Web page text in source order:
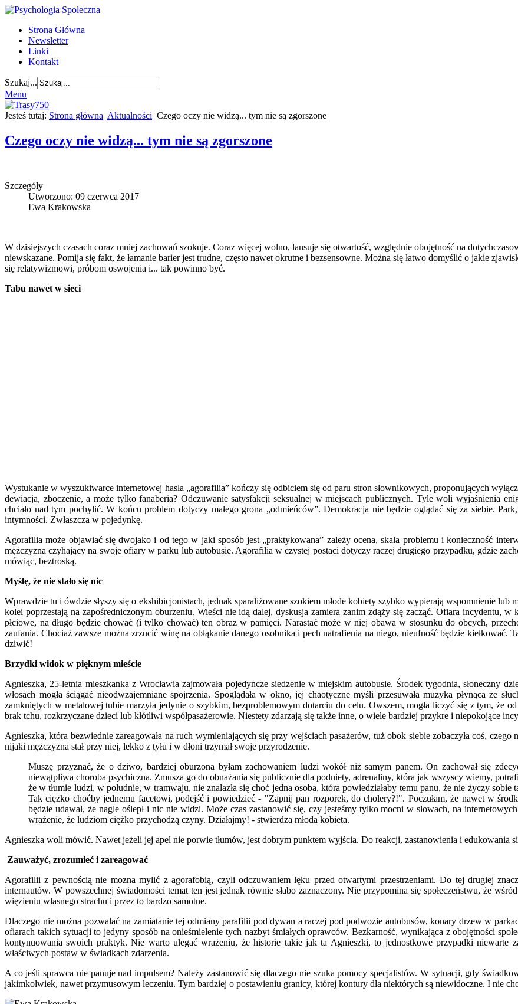
Strona Główna
Newsletter
Linki
Kontakt
Szukaj...
Menu
Jesteś tutaj: Strona główna Aktualności Czego oczy nie widzą... tym nie są zgorszone
Czego oczy nie widzą... tym nie są zgorszone
Szczegóły
Utworzono: 09 czerwca 2017
Ewa Krakowska
W dzisiejszych czasach coraz mniej zachowań szokuje. Coraz więcej wolno, lansuje się otwartość, względnie obojętność na
niewskazane. Pomija się fakt, że łamanie barier jest trudne, często nawet okrutne i bezsensowne. Można się łatwo domyślić o jakie
się relatywizmowi, próbom oswojenia i... tak powinno być.
Tabu nawet w sieci
Wystukanie w wyszukiwarce internetowej hasła „agorafilia” kończy się odbiciem się od paru stron słownikowych, proponujących
dewiacja, zboczenie, a może tylko fanaberia? Odczuwanie satysfakcji seksualnej w miejscach publicznych. Tyle woli wyjaśnienia
chciało nad tym pochylić. W końcu problem dotyczy małego grona „odmieńców”. Demokracja nie będzie oglądać się za siebie.
intymności. Zwłaszcza w pojedynkę.
Agorafilia może objawiać się dwojako i od tego w jaki sposób jest „praktykowana” zależy ocena, skala problemu i konieczność
mężczyzna czyhający na swoje ofiary w parku lub autobusie. Agorafilia w czystej postaci dotyczy raczej drugiego przypadku, gdzie
mówiąc, beztroską.
Myślę, że nie stało się nic
Wprawdzie tu i ówdzie słyszy się o ekshibicjonistach, jednak sparaliżowane szokiem młode kobiety szybko wypierają wspomnienie
kolei poprzestają na zapośredniczonym oburzeniu. Wieści nie idą dalej, dyskusja zamiera zanim zdąży się zacząć. Ofiara incydentu,
płciowe, na długo będzie chować (i tylko chować) ten obraz w pamięci. Narastać może w niej obawa w stosunku do obcych,
zaufania. Chociaż zawsze można zrzucić winę na obłąkanie danego osobnika i pech natrafienia na niego, nieufność będzie kiełkować.
dziwić!
Brzydki widok w pięknym mieście
Agnieszka, 25-letnia mieszkanka z Wrocławia zajmowała pojedyncze siedzenie w miejskim autobusie. Środek tygodnia, słoneczny
włosach mogła ściągać nieodwzajemniane spojrzenia. Spoglądała w okno, jej chaotyczne myśli przesuwała muzyka płynąca ze
zamkniętych w metalowej tubie marzyła jedynie o szybkim, bezproblemowym dotarciu do celu. Owszem, mogła liczyć się z tym, że
brak tchu, rozkrzyczane dzieci lub kłótliwi współpasażerowie. Niestety zdarzają się także inne, o wiele bardziej przykre i niepokojące
Agnieszka, która bezwiednie zareagowała na ruch wymieniających się przy wejściach pasażerów, tuż obok siebie zobaczyła coś,
nijaki mężczyzna stał przy niej, lekko z tyłu i w dłoni trzymał swoje przyrodzenie.
Muszę przyznać, że o dziwo, bardziej oburzona byłam zachowaniem ludzi wokół niż samym panem. On zachował się
niewątpliwa choroba psychiczna. Zmusza go do obnażania się publicznie dla podniety, adrenaliny, która jak wszyscy wiemy,
że w tłumie ludzi, w południe, w tramwaju, nie znalazła się choć jedna osoba, która powiedziałaby temu panu, że nie życzy
Tak ciężko choćby jednemu facetowi, podejść i powiedzieć - "Zapnij pan rozporek, do cholery?!". Poczułam, że nawet w
będzie udawał, że nagle oślepł i nic nie widzi. Może czas zastanowić się, czy jesteśmy tylko mocni w słowach, na
wrażenie, że ludziom ciężko przychodzą czyny. Działajmy! - stwierdza młoda kobieta.
Agnieszka woli mówić. Nawet jeżeli jej apel nie porwie tłumów, jest dobrym punktem wyjścia. Do reakcji, zastanowienia i edukowania
Zauważyć, zrozumieć i zareagować
Agorafilii z pewnością nie mozna mylić z agorafobią, czyli odczuwaniem lęku przed otwartymi przestrzeniami. Do tej drugiej
internautów. W powszechnej świadomości temat ten jest jednak równie słabo zaznaczony. Nie przypomina się społeczeństwu, że
więzieniu własnego strachu i przez to bardzo samotne.
Dlaczego nie można pozwalać na zamiatanie tej odmiany parafilii pod dywan a raczej pod podwozie autobusów, konary drzew w
ofiarach takich sytuacji to jedyny sposób na onieśmielenie tych nazbyt śmiałych oprawców. Bezkarność, wynikająca z obojętności
kontynuowania swoich praktyk. Nie warto ulegać wrażeniu, że historie takie jak ta Agnieszki, to jednostkowe przypadki niewarte
właściwych postaw w świadkach zdarzenia.
A co jeśli sprawca nie panuje nad impulsem? Należy zastanowić się dlaczego nie szuka pomocy specjalistów. W sytuacji, gdy
jakimkolwiek, nawet przymusowym leczeniu. Tym bardziej o postawieniu granicy, której kontury dla niektórych są niewidoczne. I nie